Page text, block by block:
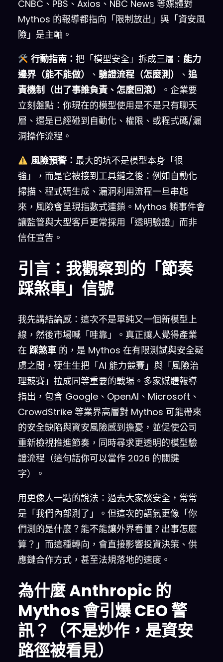
CNBC、PBS、Axios、NBC News 等媒體對
Mythos 的報導都指向「限制放出」與「資安風
險」是主軸。
行動指南： 把「模型安全」拆成三層： 能力
邊界（能不能做）
、 驗證流程（怎麼測） 、 追
責機制（出了事誰負責、怎麼回滾）
。企業要
立刻盤點：你現在的模型使用是不是只有聊天
層、還是已經碰到自動化、權限、或程式碼/漏
洞操作流程。
風險預警： 最大的坑不是模型本身「很
強」，而是它被接到工具鏈之後：例如自動化
掃描、程式碼生成、漏洞利用流程一旦串起
來，風險會呈現指數式連鎖。Mythos 類事件會
讓監管與大型客戶更常採用「透明驗證」而非
信任宣告。
引言：我觀察到的「節奏
踩煞車」信號
我先講結論感：這次不是單純又一個新模型上
線，然後市場喊「哇靠」。真正讓人覺得產業
在 踩煞車 的，是 Mythos 在有限測試與安全疑
慮之間，硬生生把「AI 能力競賽」與「風險治
理競賽」拉成同等重要的戰場。多家媒體報導
指出，包含 Google、OpenAI、Microsoft、
CrowdStrike 等業界高層對 Mythos 可能帶來
的安全缺陷與資安風險感到擔憂，並促使公司
重新檢視推進節奏，同時尋求更透明的模型驗
證流程（這句話你可以當作 2026 的關鍵
字）。
用更像人一點的說法：過去大家談安全，常常
是「我們內部測了」。但這次的語氣更像「你
們測的是什麼？能不能讓外界看懂？出事怎麼
算？」而這種轉向，會直接影響投資決策、供
應鏈合作方式，甚至法規落地的速度。
為什麼 Anthropic 的
Mythos 會引爆 CEO 警
訊？（不是炒作，是資安
路徑被看見）